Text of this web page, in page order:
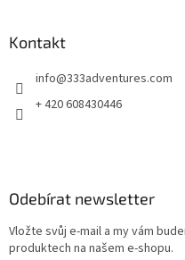
Kontakt
info@333adventures.com
+ 420 608430446
Odebírat newsletter
Vložte svůj e-mail a my vám
produktech na našem e-shopu.